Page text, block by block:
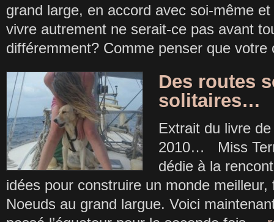
grand large, en accord avec soi-même
vivre autrement ne serait-ce pas avant
différemment? Comme penser que
Des routes
solitaires…
Extrait du livre
2010… Miss
dédie à la
idées pour construire un monde
Noeuds au grand largue. Voici